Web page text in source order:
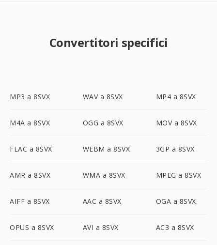
Convertitori specifici
MP3 a 8SVX WAV a 8SVX MP4 a 8SVX
M4A a 8SVX OGG a 8SVX MOV a 8SVX
FLAC a 8SVX WEBM a 8SVX 3GP a 8SVX
AMR a 8SVX WMA a 8SVX MPEG a 8SVX
AIFF a 8SVX AAC a 8SVX OGA a 8SVX
OPUS a 8SVX AVI a 8SVX AC3 a 8SVX